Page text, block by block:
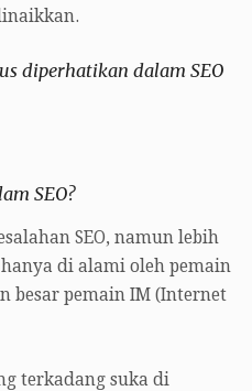
diperhatikan dalam SEO
SEO?
SEO, namun lebih
di alami oleh pemain
besar pemain IM (Internet
terkadang suka di